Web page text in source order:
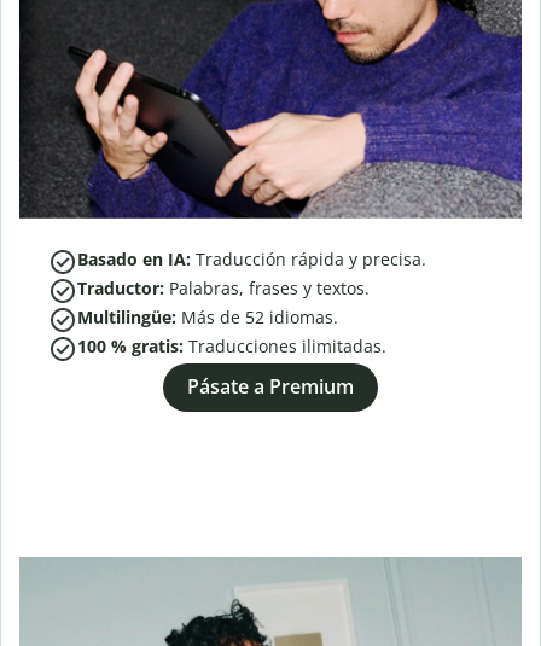
Basado en IA: Traducción rápida y precisa.
Traductor: Palabras, frases y textos.
Multilingüe: Más de 52 idiomas.
100 % gratis: Traducciones ilimitadas.
Pásate a Premium